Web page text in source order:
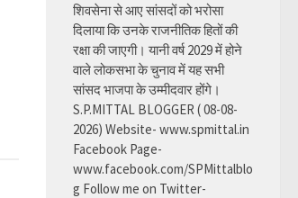
शिवसेना से आए सांसदों को भरोसा
दिलाया कि उनके राजनीतिक हितों की
रक्षा की जाएगी। यानी वर्ष 2029 में होने
वाले लोकसभा के चुनाव में यह सभी
सांसद भाजपा के उम्मीदवार होंगे।
S.P.MITTAL BLOGGER ( 08-08-
2026) Website- www.spmittal.in
Facebook Page-
www.facebook.com/SPMittalblo
g Follow me on Twitter-